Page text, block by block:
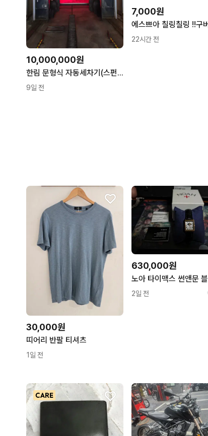
10,000,000원
한림 문형식 자동세차기(스펀지)
9일 전
7,000원
에스쁘아 칠링칠링 !!구
22시간 전
30,000원
띠어리 반팔 티셔츠
1일 전
630,000원
노아 타이맥스 썬앤문
2일 전